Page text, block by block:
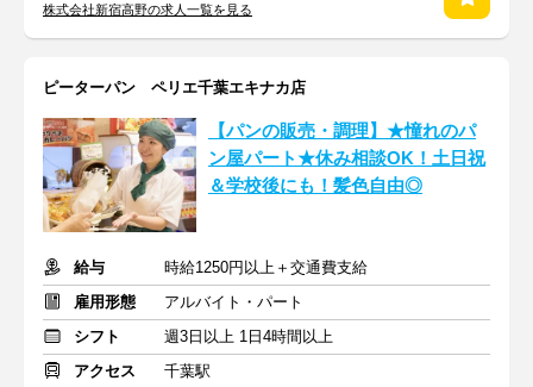
株式会社新宿高野の求人一覧を見る
ピーターパン ペリエ千葉エキナカ店
【パンの販売・調理】★憧れのパ
ン屋パート★休み相談OK！土日祝
＆学校後にも！髪色自由◎
給与
時給1250円以上＋交通費支給
雇用形態
アルバイト・パート
シフト
週3日以上 1日4時間以上
アクセス
千葉駅